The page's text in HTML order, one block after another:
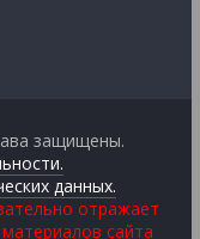
защищены.
данных.
отражает
сайта